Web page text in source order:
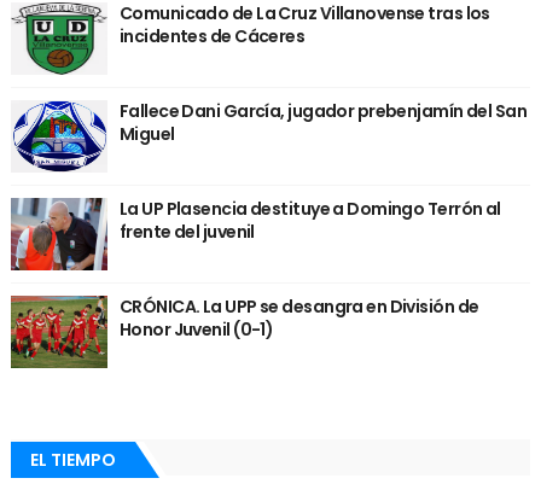
Comunicado de La Cruz Villanovense tras los
incidentes de Cáceres
Fallece Dani García, jugador prebenjamín del San
Miguel
La UP Plasencia destituye a Domingo Terrón al
frente del juvenil
CRÓNICA. La UPP se desangra en División de
Honor Juvenil (0-1)
EL TIEMPO